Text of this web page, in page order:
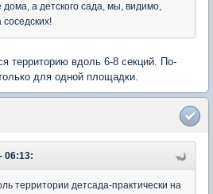
а детского сада, мы, видимо,
территорию вдоль 6-8 секций. По-
для одной площадки.
06:13:
территории детсада-практически на